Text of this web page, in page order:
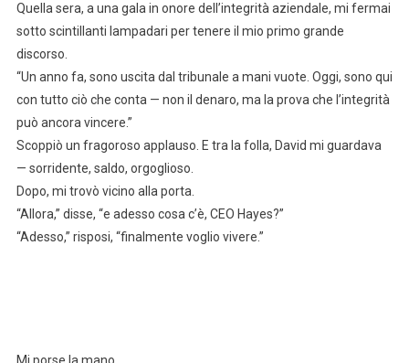
Quella sera, a una gala in onore dell’integrità aziendale, mi fermai
sotto scintillanti lampadari per tenere il mio primo grande
discorso.
“Un anno fa, sono uscita dal tribunale a mani vuote. Oggi, sono qui
con tutto ciò che conta — non il denaro, ma la prova che l’integrità
può ancora vincere.”
Scoppiò un fragoroso applauso. E tra la folla, David mi guardava
— sorridente, saldo, orgoglioso.
Dopo, mi trovò vicino alla porta.
“Allora,” disse, “e adesso cosa c’è, CEO Hayes?”
“Adesso,” risposi, “finalmente voglio vivere.”